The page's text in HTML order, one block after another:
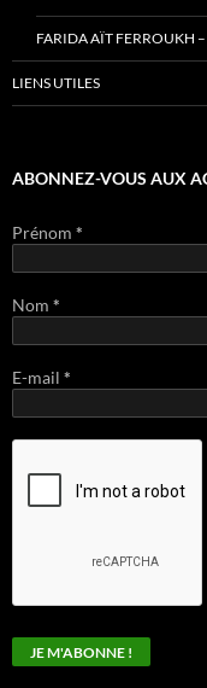
FARIDA AÏT FERROUKH
LIENS UTILES
ABONNEZ-VOUS AUX
Prénom *
Nom *
E-mail *